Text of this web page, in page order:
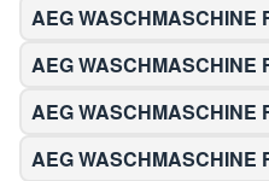
AEG WASCHMASCHINE
AEG WASCHMASCHINE
AEG WASCHMASCHINE
AEG WASCHMASCHINE